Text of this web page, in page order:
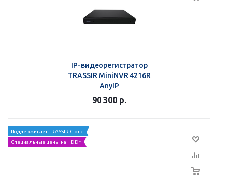
IP-видеорегистратор
TRASSIR MiniNVR 4216R
AnyIP
90 300 р.
Поддерживает TRASSIR Cloud
Специальные цены на HDD*